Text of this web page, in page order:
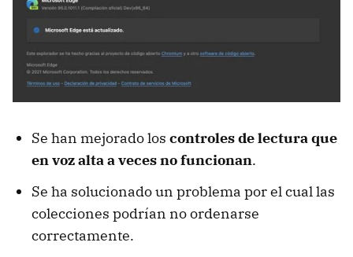
Se han mejorado los controles de lectura que
en voz alta a veces no funcionan.
Se ha solucionado un problema por el cual las
colecciones podrían no ordenarse
correctamente.